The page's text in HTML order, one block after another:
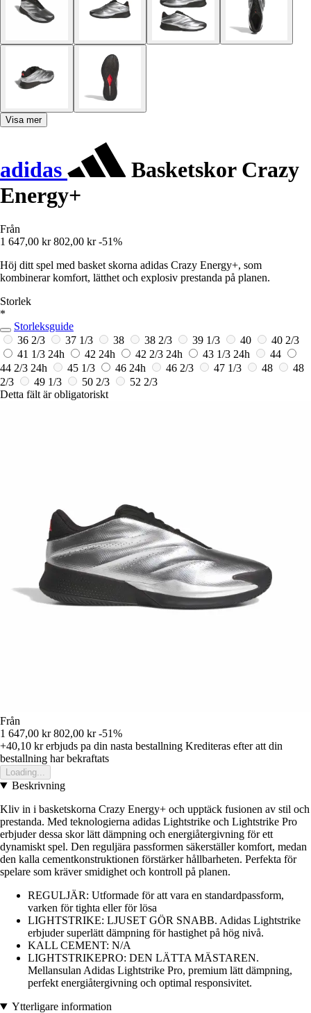
Visa mer
adidas
Basketskor Crazy
Energy+
Från
1 647,00 kr 802,00 kr -51%
Höj ditt spel med basket skorna adidas Crazy Energy+, som
kombinerar komfort, lätthet och explosiv prestanda på planen.
Storlek
*
Storleksguide
36 2/3
37 1/3 38 38 2/3 39 1/3 40
40 2/3
41 1/3 24h 42 24h 42 2/3 24h 43 1/3 24h
44
44 2/3 24h 45 1/3 46 24h 46 2/3 47 1/3 48
48
2/3
49 1/3 50 2/3
52 2/3
Detta fält är obligatoriskt
Från
1 647,00 kr 802,00 kr -51%
+40,10 krerbjuds pa din nasta bestallning Krediteras efter att din
bestallning har bekraftats
Loading...
Beskrivning
Kliv in i basketskorna Crazy Energy+ och upptäck fusionen av stil och
prestanda. Med teknologierna adidas Lightstrike och Lightstrike Pro
erbjuder dessa skor lätt dämpning och energiåtergivning för ett
dynamiskt spel. Den reguljära passformen säkerställer komfort, medan
den kalla cementkonstruktionen förstärker hållbarheten. Perfekta för
spelare som kräver smidighet och kontroll på planen.
REGULJÄR: Utformade för att vara en standardpassform,
varken för tighta eller för lösa
LIGHTSTRIKE: LJUSET GÖR SNABB. Adidas Lightstrike
erbjuder superlätt dämpning för hastighet på hög nivå.
KALL CEMENT: N/A
LIGHTSTRIKEPRO: DEN LÄTTA MÄSTAREN.
Mellansulan Adidas Lightstrike Pro, premium lätt dämpning,
perfekt energiåtergivning och optimal responsivitet.
Ytterligare information